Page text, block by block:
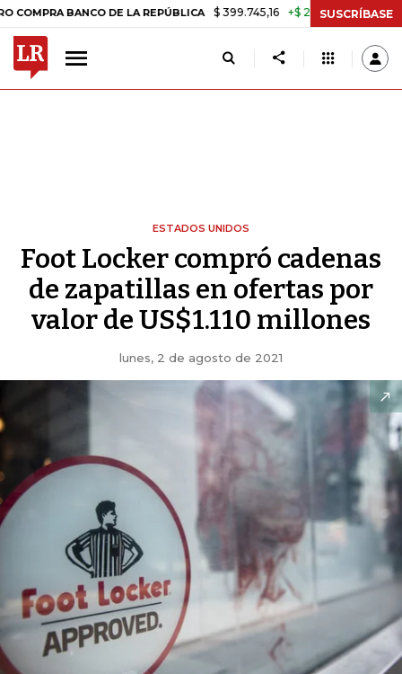
BANCO DE LA REPÚBLICA $ 399.745,16 +$ 2.295,71 +0,58% TASA
SUSCRÍBASE
ESTADOS UNIDOS
Foot Locker compró cadenas
de zapatillas en ofertas por
valor de US$1.110 millones
lunes, 2 de agosto de 2021